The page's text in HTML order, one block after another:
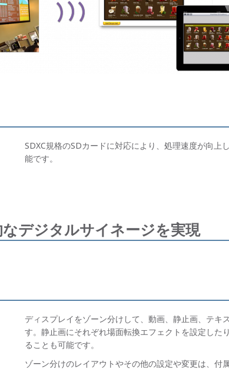
SDXC規格のSDカードに対応により、処理速度が向上
能です。
デジタルサイネージを実現
ディスプレイをゾーン分けして、動画、静止画、テキ
す。静止画にそれぞれ場面転換エフェクトを設定した
ることも可能です。
ゾーン分けのレイアウトやその他の設定や変更は、付